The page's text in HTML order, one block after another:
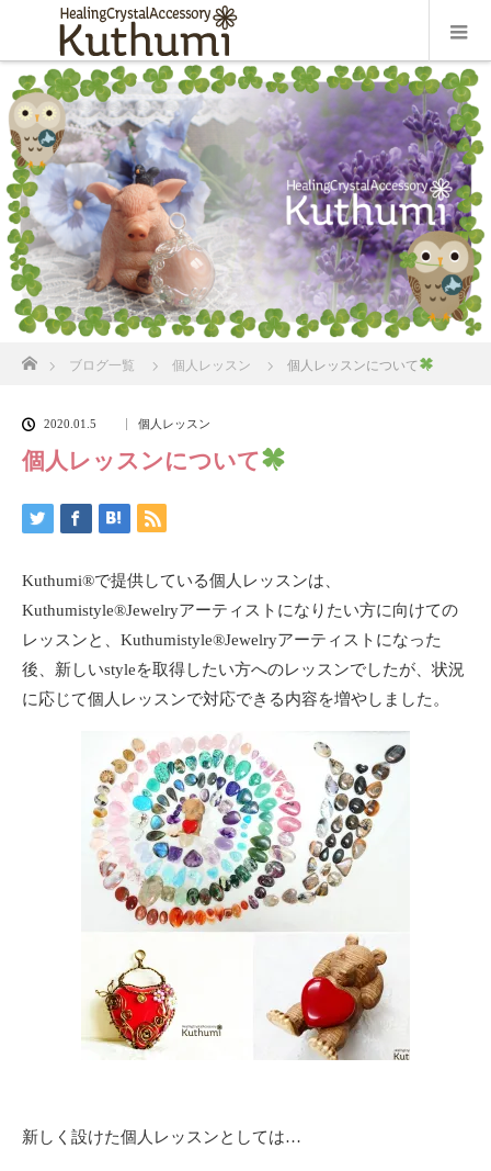
ブログ一覧 個人レッスン 個人レッスンについて
2020.01.5 個人レッスン
個人レッスンについて
Kuthumi®️で提供している個人レッスンは、
Kuthumistyle®️Jewelryアーティストになりたい方に向けての
レッスンと、Kuthumistyle®️Jewelryアーティストになった
後、新しいstyleを取得したい方へのレッスンでしたが、状況
に応じて個人レッスンで対応できる内容を増やしました。
新しく設けた個人レッスンとしては…